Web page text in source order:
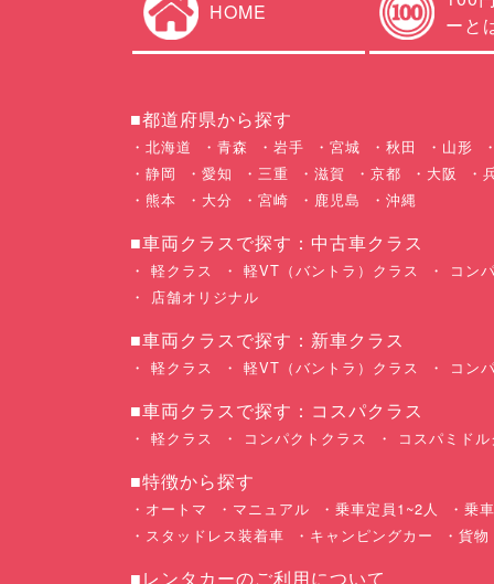
HOME
ーと
■都道府県から探す
北海道 青森 岩手 宮城 秋田 山形
静岡
愛知 三重 滋賀 京都 大阪
熊本
大分 宮崎 鹿児島 沖縄
■車両クラスで探す：中古車クラス
軽クラス 軽VT（バントラ）クラス コン
店舗オリジナル
■車両クラスで探す：新車クラス
軽クラス 軽VT（バントラ）クラス コン
■車両クラスで探す：コスパクラス
軽クラス コンパクトクラス コスパミド
■特徴から探す
オートマ マニュアル 乗車定員1~2人 乗
スタッドレス装着車
キャンピングカー 貨物
■レンタカーのご利用について